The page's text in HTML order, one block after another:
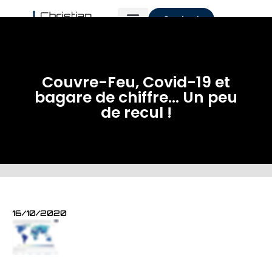
Contact
Couvre-Feu, Covid-19 et
bagare de chiffre… Un peu
de recul !
16/10/2020